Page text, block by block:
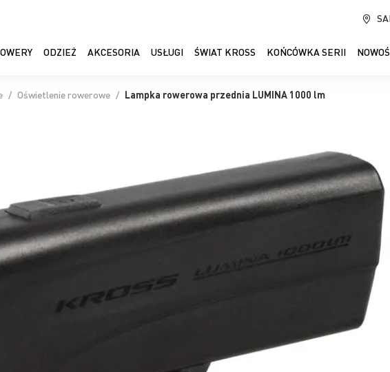
ODZIEŻ AKCESORIA USŁUGI ŚWIAT KROSS KOŃCÓWKA SERII
Oświetlenie rowerowe Lampka rowerowa przednia LUMINA 1000 lm